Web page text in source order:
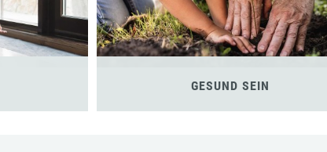
GESUND SEIN